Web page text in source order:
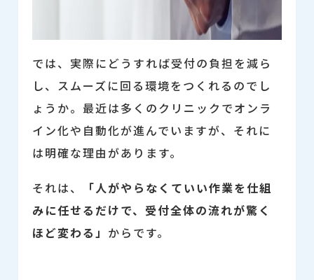
では、実際にどうすれば受付の負担を減ら
し、スムーズに回る環境をつくれるのでし
ょうか。最近は多くのクリニックでオンラ
イン化や自動化が進んでいますが、それに
は明確な理由があります。
それは、
「人がやらなくていい作業を仕組
みに任せるだけで、受付全体の流れが驚く
ほど変わる」 からです。